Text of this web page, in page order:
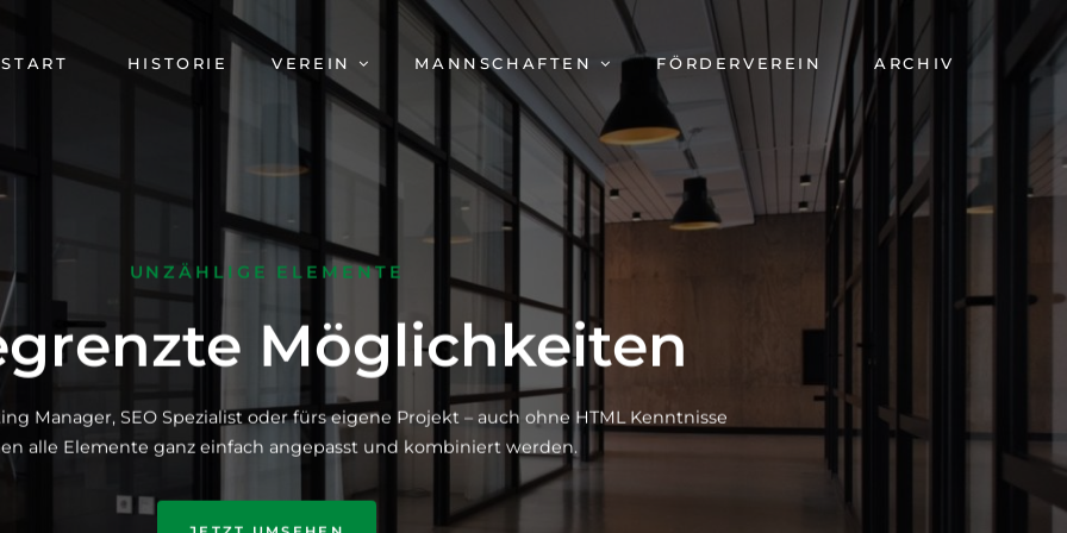
START HISTORIE VEREIN MANNSCHAFTEN FÖRDERVEREIN ARCHIV
UNZÄHLIGE ELEMENTE
Möglichkeiten
Manager, SEO Spezialist oder fürs eigene Projekt – auch ohne HTML Kenntnisse
alle Elemente ganz einfach angepasst und kombiniert werden.